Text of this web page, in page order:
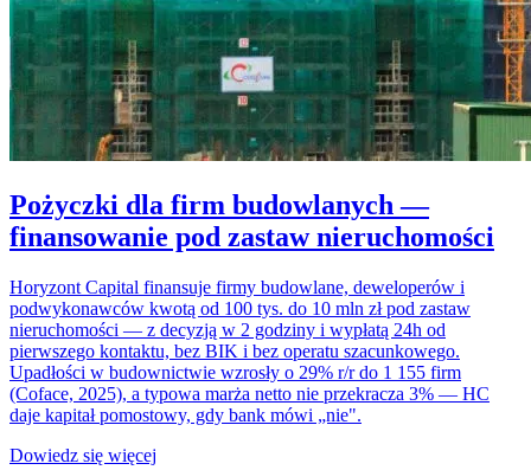
Pożyczki dla firm budowlanych —
finansowanie pod zastaw nieruchomości
Horyzont Capital finansuje firmy budowlane, deweloperów i
podwykonawców kwotą od 100 tys. do 10 mln zł pod zastaw
nieruchomości — z decyzją w 2 godziny i wypłatą 24h od
pierwszego kontaktu, bez BIK i bez operatu szacunkowego.
Upadłości w budownictwie wzrosły o 29% r/r do 1 155 firm
(Coface, 2025), a typowa marża netto nie przekracza 3% — HC
daje kapitał pomostowy, gdy bank mówi „nie".
Dowiedz się więcej